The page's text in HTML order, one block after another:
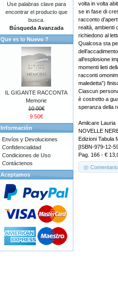
volta in volta
se in fase di
racconto
realtà, ambienti
richiedono al
Qualcosa sta
all’esplosione
momenti lieti
racconti
maledetta”)
Ciascun
è costretto a
speranza della
Amilcare Lauria
NOVELLE
Edizioni Tabula
[ISBN-979-12-
Pag. 166 - €
Use palabras clave para
encontrar el producto que
busca.
Búsqueda Avanzada
Que es lo Nuevo ?
IL GIGANTE RACCONTA
Memorie
10.00€
9.50€
Información
Envíos y Devoluciones
Confidencialidad
Condiciones de Uso
Contáctenos
Aceptamos